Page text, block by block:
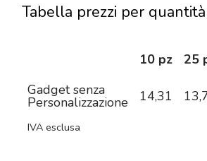
Tabella prezzi per quantità
10 pz 25
Gadget senza
Personalizzazione 14,31
IVA esclusa